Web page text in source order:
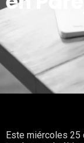
Este miércoles 25